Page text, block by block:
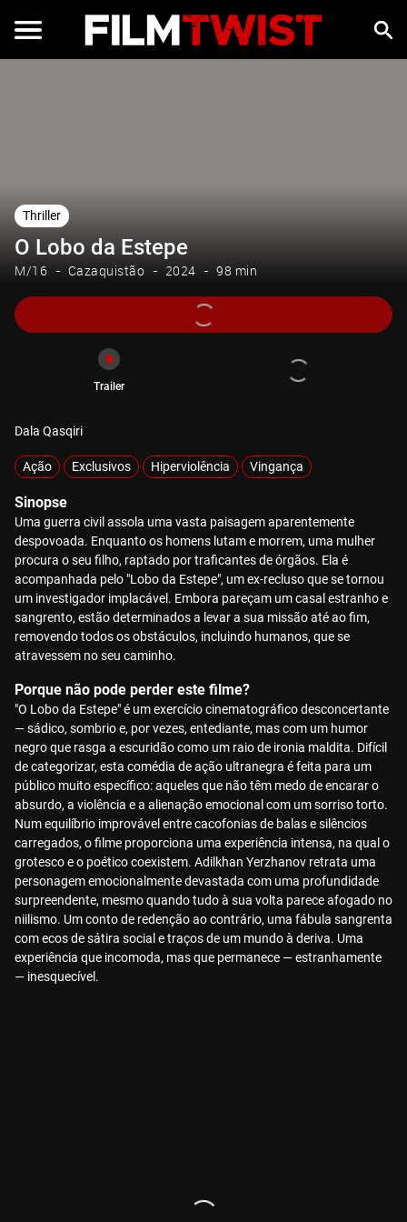
Thriller
O Lobo da Estepe
M/16 Cazaquistão 2024 98 min
Trailer
Dala Qasqiri
Ação Exclusivos Hiperviolência Vingança
Sinopse
Uma guerra civil assola uma vasta paisagem aparentemente
despovoada. Enquanto os homens lutam e morrem, uma mulher
procura o seu filho, raptado por traficantes de órgãos. Ela é
acompanhada pelo "Lobo da Estepe", um ex-recluso que se tornou
um investigador implacável. Embora pareçam um casal estranho e
sangrento, estão determinados a levar a sua missão até ao fim,
removendo todos os obstáculos, incluindo humanos, que se
atravessem no seu caminho.
Porque não pode perder este filme?
"O Lobo da Estepe" é um exercício cinematográfico desconcertante
— sádico, sombrio e, por vezes, entediante, mas com um humor
negro que rasga a escuridão como um raio de ironia maldita. Difícil
de categorizar, esta comédia de ação ultranegra é feita para um
público muito específico: aqueles que não têm medo de encarar o
absurdo, a violência e a alienação emocional com um sorriso torto.
Num equilíbrio improvável entre cacofonias de balas e silêncios
carregados, o filme proporciona uma experiência intensa, na qual o
grotesco e o poético coexistem. Adilkhan Yerzhanov retrata uma
personagem emocionalmente devastada com uma profundidade
surpreendente, mesmo quando tudo à sua volta parece afogado no
niilismo. Um conto de redenção ao contrário, uma fábula sangrenta
com ecos de sátira social e traços de um mundo à deriva. Uma
experiência que incomoda, mas que permanece — estranhamente
— inesquecível.